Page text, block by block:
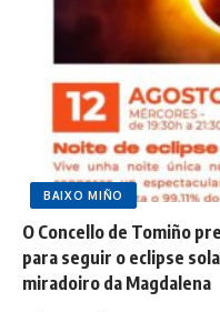
BAIXO MIÑO
O Concello de Tomiño
para seguir o eclipse
miradoiro da Magdalena